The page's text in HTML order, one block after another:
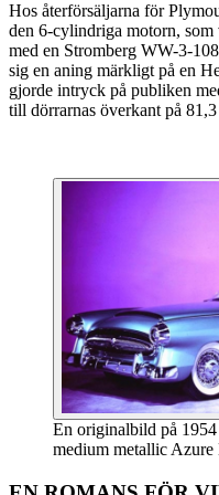
Hos återförsäljarna för
den 6-cylindriga motorn,
med en Stromberg WW-3-
sig en aning märkligt på en
gjorde intryck på publiken
till dörrarnas överkant på
En originalbild på
medium metallic Azure